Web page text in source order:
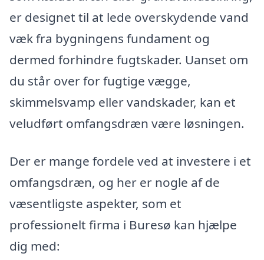
er designet til at lede overskydende vand
væk fra bygningens fundament og
dermed forhindre fugtskader. Uanset om
du står over for fugtige vægge,
skimmelsvamp eller vandskader, kan et
veludført omfangsdræn være løsningen.
Der er mange fordele ved at investere i et
omfangsdræn, og her er nogle af de
væsentligste aspekter, som et
professionelt firma i Buresø kan hjælpe
dig med: